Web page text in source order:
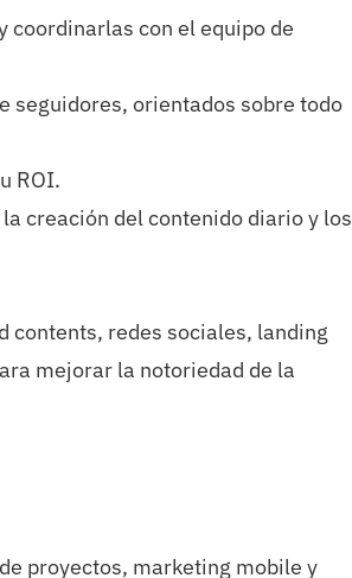
coordinarlas con el equipo de
seguidores, orientados sobre todo
ROI.
creación del contenido diario y los
contents, redes sociales, landing
mejorar la notoriedad de la
proyectos, marketing mobile y